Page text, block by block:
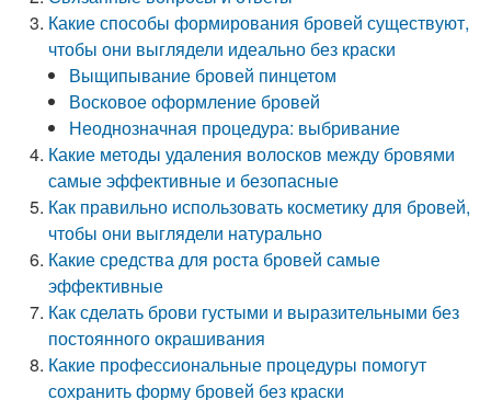
Какие способы формирования бровей существуют,
чтобы они выглядели идеально без краски
Выщипывание бровей пинцетом
Восковое оформление бровей
Неоднозначная процедура: выбривание
Какие методы удаления волосков между бровями
самые эффективные и безопасные
Как правильно использовать косметику для бровей,
чтобы они выглядели натурально
Какие средства для роста бровей самые
эффективные
Как сделать брови густыми и выразительными без
постоянного окрашивания
Какие профессиональные процедуры помогут
сохранить форму бровей без краски